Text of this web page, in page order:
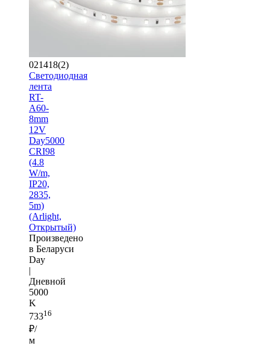
021418(2)
Светодиодная
лента
RT-
A60-
8mm
12V
Day5000
CRI98
(4.8
W/m,
IP20,
2835,
5m)
(Arlight,
Открытый)
Произведено
в Беларуси
Day
|
Дневной
5000
K
73316
₽/
м